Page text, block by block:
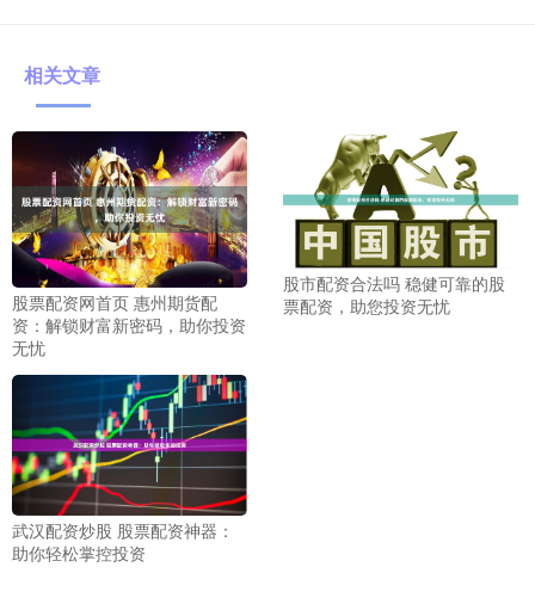
相关文章
股票配资网首页 惠州期货配
资：解锁财富新密码，助你投资
无忧
股市配资合法吗 稳健可靠的股
票配资，助您投资无忧
武汉配资炒股 股票配资神器：
助你轻松掌控投资